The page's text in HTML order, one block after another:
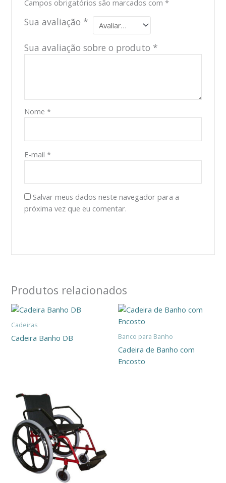
Campos obrigatórios são marcados com *
Sua avaliação *
Sua avaliação sobre o produto *
Nome *
E-mail *
Salvar meus dados neste navegador para a
próxima vez que eu comentar.
Produtos relacionados
Cadeiras
Cadeira Banho DB Banco para Banho
Cadeira de Banho com
Encosto